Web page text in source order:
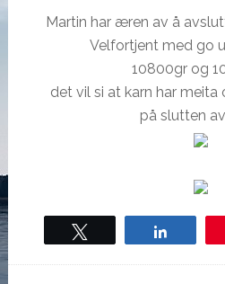
Martin har æren av å
Velfortjent med go
10800gr og
det vil si at karn har
på slutten